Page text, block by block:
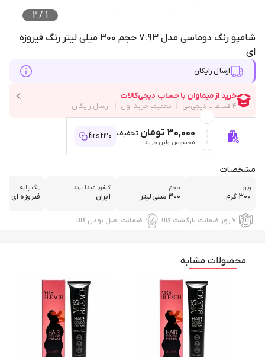
1
/
2
شامپو رنگ دوماسی مدل 7.93 حجم 300 میلی لیتر رنگ فیروزه
ای
ارسال رایگان
30,000 تومان تخفیف
مخصوص اولین خرید
first30
مشخصات
وزن
300 گرم
حجم
300 میلی‌لیتر
کشور مبدا برند
ایران
رنگ پایه
فیروزه ای
۷ روز ضمانت بازگشت کالا ضمانت اصل بودن کالا
محصولات مشابه